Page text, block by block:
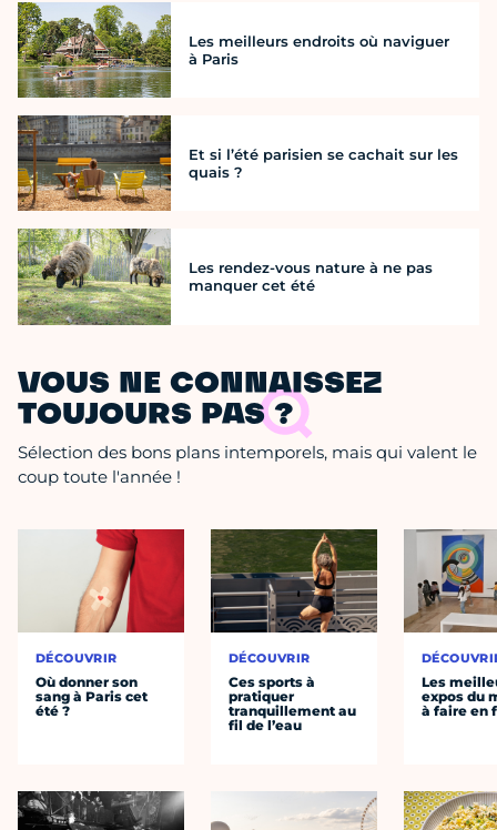
Les meilleurs endroits où naviguer
à Paris
Et si l’été parisien se cachait sur les
quais ?
Les rendez-vous nature à ne pas
manquer cet été
VOUS NE CONNAISSEZ
TOUJOURS PAS ?
Sélection des bons plans intemporels, mais qui valent le
coup toute l'année !
DÉCOUVRIR
Où donner son
sang à Paris cet
été ?
DÉCOUVRIR
Ces sports à
pratiquer
tranquillement au
fil de l’eau
Les
expos du
à faire en